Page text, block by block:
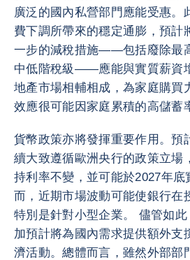
廣泛的國內私營部門應能受惠。
費下調所帶來的穩定通膨，預計
一步的減稅措施——包括廢除最
中低階稅級——應能與實質薪資
地產市場相輔相成，為家庭購買
效應很可能因家庭累積的高儲蓄
貨幣政策亦將發揮重要作用。預
續大致遵循歐洲央行的政策立場
持利率不變，並可能於2027年底
而，近期市場波動可能使銀行在
特別是針對小型企業。 儘管如
加預計將為國內需求提供額外支
濟活動。總體而言，雖然外部部